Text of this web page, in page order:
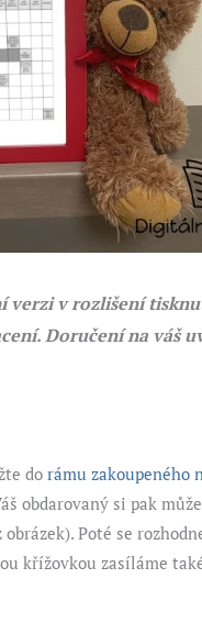
verzi v rozlišení
Doručení na váš
do rámu zakoupeného
obdarovaný si pak
Poté se
křížovkou zasíláme